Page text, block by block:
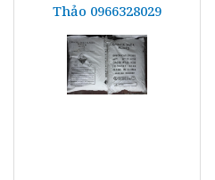
Thảo 0966328029